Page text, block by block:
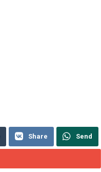
Share Send